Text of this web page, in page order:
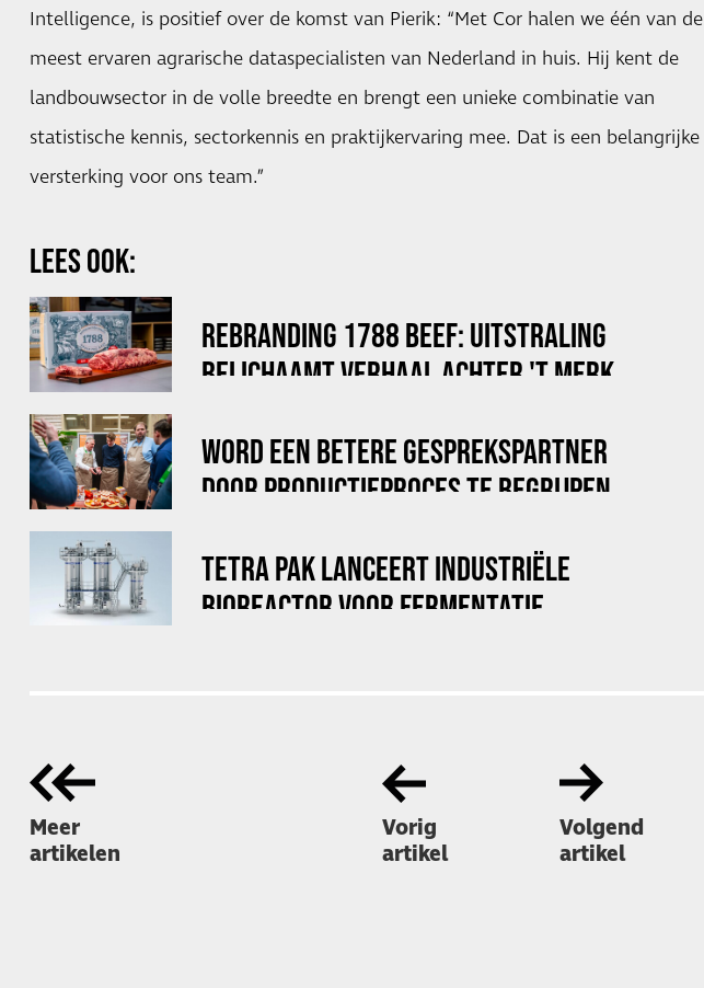
Intelligence, is positief over de komst van Pierik: “Met Cor halen we één van de
meest ervaren agrarische dataspecialisten van Nederland in huis. Hij kent de
landbouwsector in de volle breedte en brengt een unieke combinatie van
statistische kennis, sectorkennis en praktijkervaring mee. Dat is een belangrijke
versterking voor ons team.”
LEES OOK:
REBRANDING 1788 BEEF: UITSTRALING
BELICHAAMT VERHAAL ACHTER 'T MERK
WORD EEN BETERE GESPREKSPARTNER
DOOR PRODUCTIEPROCES TE BEGRIJPEN
TETRA PAK LANCEERT INDUSTRIËLE
BIOREACTOR VOOR FERMENTATIE
Meer
artikelen
Vorig
artikel
Volgend
artikel